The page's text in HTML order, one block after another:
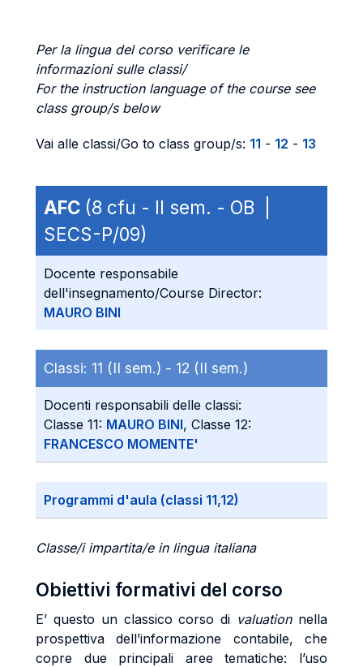
Per la lingua del corso verificare le
informazioni sulle classi/
For the instruction language of the course see
class group/s below
Vai alle classi/Go to class group/s: 11 - 12 - 13
AFC (8 cfu - II sem. - OB |
SECS-P/09)
Docente responsabile
dell'insegnamento/Course Director:
MAURO BINI
Classi: 11 (II sem.) - 12 (II sem.)
Docenti responsabili delle classi:
Classe 11: MAURO BINI, Classe 12:
FRANCESCO MOMENTE'
Programmi d'aula (classi 11,12)
Classe/i impartita/e in lingua italiana
Obiettivi formativi del corso
E’ questo un classico corso di valuationnella
prospettiva dell’informazione contabile, che
copre due principali aree tematiche: l’uso